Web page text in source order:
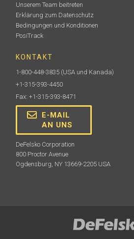
Unserem Team beitreten
Erklärung zum Datenschutz
Bedingungen und Konditionen
PosiTrack
KONTAKT
1-800-448-3835 (USA und Kanada)
+1-315-393-4450
Fax: +1-315-393-8471
E-MAIL
AN UNS
DeFelsko Corporation
800 Proctor Avenue
Ogdensburg, NY 13669-2205 USA